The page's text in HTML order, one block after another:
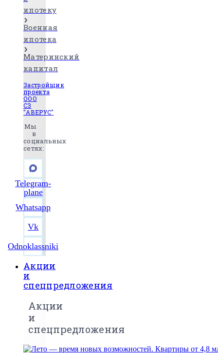
ипотеку
Военная
ипотека
Материнский
капитал
Застройщик
проекта
ООО
СЗ
"АВЕРУС"
Мы
в
социальных
сетях:
Telegram-
plane
Whatsapp
Vk
Odnoklassniki
Акции
и
спецпредложения
Акции
и
спецпредложения